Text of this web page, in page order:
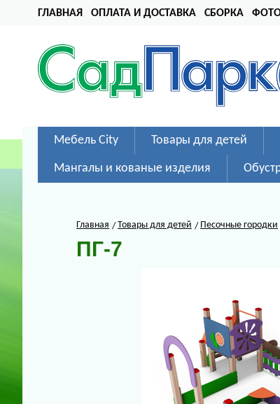
ГЛАВНАЯ ОПЛАТА И ДОСТАВКА СБОРКА
Мебель City Товары для детей
Мангалы и кованые изделия
Главная Товары для детей Песочные городки
ПГ-7